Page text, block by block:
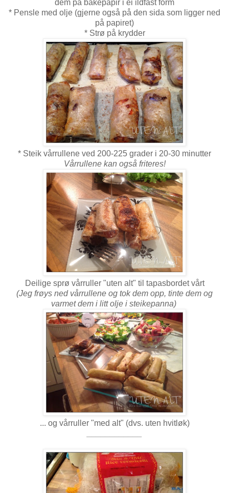
dem på bakepapir i ei ildfast form
* Pensle med olje (gjerne også på den sida som ligger ned
på papiret)
* Strø på krydder
* Steik vårrullene ved 200-225 grader i 20-30 minutter
Vårrullene kan også friteres!
Deilige sprø vårruller "uten alt" til tapasbordet vårt
(Jeg frøys ned vårrullene og tok dem opp, tinte dem og
varmet dem i litt olje i steikepanna)
... og vårruller "med alt" (dvs. uten hvitløk)